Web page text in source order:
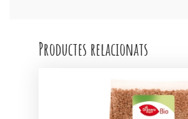
Productes relacionats